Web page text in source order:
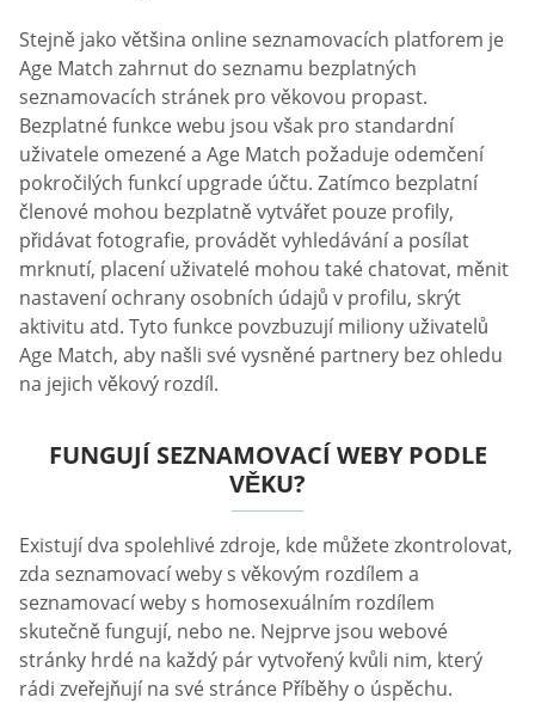
Stejně jako většina online seznamovacích platforem je
Age Match zahrnut do seznamu bezplatných
seznamovacích stránek pro věkovou propast.
Bezplatné funkce webu jsou však pro standardní
uživatele omezené a Age Match požaduje odemčení
pokročilých funkcí upgrade účtu. Zatímco bezplatní
členové mohou bezplatně vytvářet pouze profily,
přidávat fotografie, provádět vyhledávání a posílat
mrknutí, placení uživatelé mohou také chatovat, měnit
nastavení ochrany osobních údajů v profilu, skrýt
aktivitu atd. Tyto funkce povzbuzují miliony uživatelů
Age Match, aby našli své vysněné partnery bez ohledu
na jejich věkový rozdíl.
FUNGUJÍ SEZNAMOVACÍ WEBY PODLE
VĚKU?
Existují dva spolehlivé zdroje, kde můžete zkontrolovat,
zda seznamovací weby s věkovým rozdílem a
seznamovací weby s homosexuálním rozdílem
skutečně fungují, nebo ne. Nejprve jsou webové
stránky hrdé na každý pár vytvořený kvůli nim, který
rádi zveřejňují na své stránce Příběhy o úspěchu.